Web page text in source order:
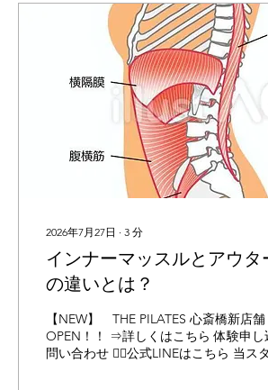
筋肉（大腿筋膜張筋や外側広筋）が発
り緊張している。 ・お尻の筋肉が上手
ていない →本来お尻が担う動きを外腿
していることがある。 ・股関節や足首
→可動域が狭いことで外側に負担が集中
る。 ・骨盤や姿勢の影響 →反り腰やX
脚傾向でも外腿が張りやすくなる。 外
り感が気になる方はぜひ一度、THE
でピラティスを受けてみませんか？...
2026年7月27日 ∙ 3 分
インナーマッスルとアウ
の違いとは？
【NEW】 THE PILATES 心斎橋新店
OPEN！！ ⇒詳しくはこちら 体験申し
問い合わせ 👉🏻公式LINEはこちら 当スタジオは